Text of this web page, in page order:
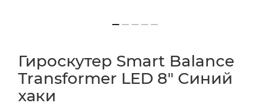
Гироскутер Smart Balance
Transformer LED 8" Синий
хаки